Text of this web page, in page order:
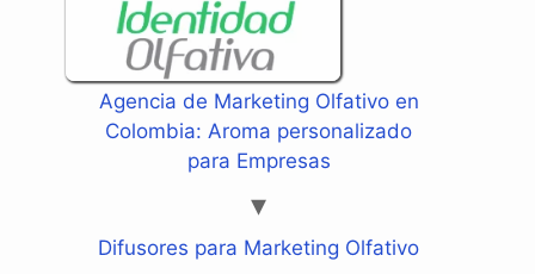
Agencia de Marketing Olfativo en
Colombia: Aroma personalizado
para Empresas
Difusores para Marketing Olfativo